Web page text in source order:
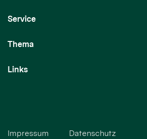
Service
Thema
Links
Impressum Datenschutz